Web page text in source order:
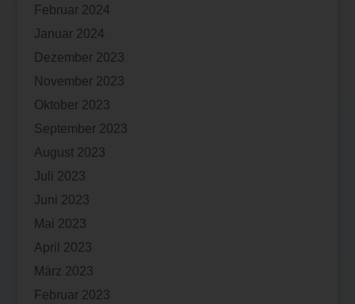
Februar 2024
Januar 2024
Dezember 2023
November 2023
Oktober 2023
September 2023
August 2023
Juli 2023
Juni 2023
Mai 2023
April 2023
März 2023
Februar 2023